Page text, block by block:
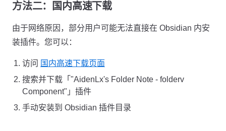
方法二：国内高速下载
由于网络原因，部分用户可能无法直接在 Obsidian 内安
装插件。您可以：
访问 国内高速下载页面
搜索并下载「"AidenLx's Folder Note - folderv
Component"」插件
手动安装到 Obsidian 插件目录